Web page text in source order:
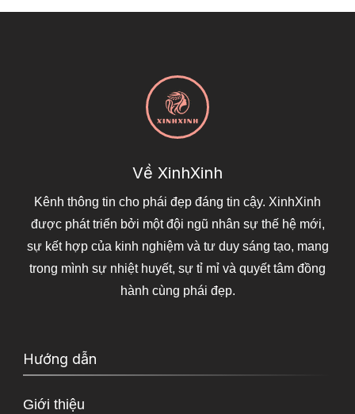
Về XinhXinh
Kênh thông tin cho phái đẹp đáng tin cậy. XinhXinh
được phát triển bởi một đội ngũ nhân sự thế hệ mới,
sự kết hợp của kinh nghiệm và tư duy sáng tạo, mang
trong mình sự nhiệt huyết, sự tỉ mỉ và quyết tâm đồng
hành cùng phái đẹp.
Hướng dẫn
Giới thiệu